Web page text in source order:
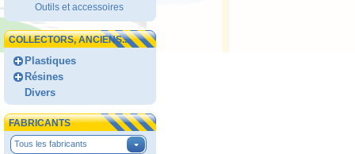
Outils et accessoires
COLLECTORS, ANCIENS...
Plastiques
Résines
Divers
FABRICANTS
Tous les fabricants